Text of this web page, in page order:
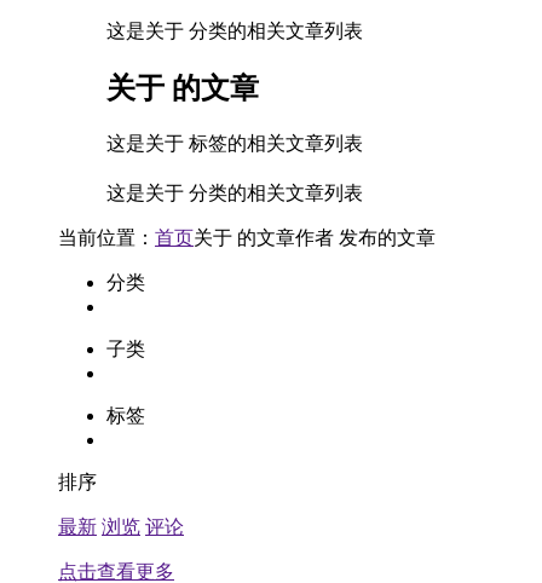
这是关于 分类的相关文章列表
关于 的文章
这是关于 标签的相关文章列表
这是关于 分类的相关文章列表
当前位置： 首页关于 的文章作者 发布的文章
分类
子类
标签
排序
最新 浏览 评论
点击查看更多